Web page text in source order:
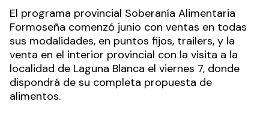
El programa provincial Soberanía Alimentaria
Formoseña comenzó junio con ventas en todas
sus modalidades, en puntos fijos, trailers, y la
venta en el interior provincial con la visita a la
localidad de Laguna Blanca el viernes 7, donde
dispondrá de su completa propuesta de
alimentos.